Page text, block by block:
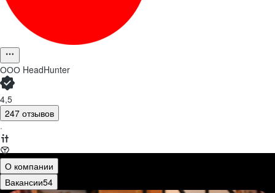
ООО HeadHunter
4,5
247 отзывов
·
О компании
Вакансии54